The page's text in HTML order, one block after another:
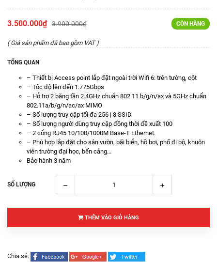
3.500.000₫ 3.900.000₫ CÒN HÀNG
( Giá sản phẩm đã bao gồm VAT )
TỔNG QUAN
– Thiết bị Access point lắp đặt ngoài trời Wifi 6: trên tường, cột
– Tốc độ lên đến 1.775Gbps
– Hỗ trợ 2 băng tần 2.4GHz chuẩn 802.11 b/g/n/ax và 5GHz chuẩn
802.11a/b/g/n/ac/ax MIMO
– Số lượng truy cập tối đa 256 | 8 SSID
– Số lượng người dùng truy cập đồng thời đề xuất 100
– 2 cổng RJ45 10/100/1000M Base-T Ethernet.
– Phù hợp lắp đặt cho sân vườn, bãi biển, hồ bơi, phố đi bộ, khuôn
viên trường đại học, bến cảng…
Bảo hành 3 năm
SỐ LƯỢNG
THÊM VÀO GIỎ HÀNG
Chia sẻ: